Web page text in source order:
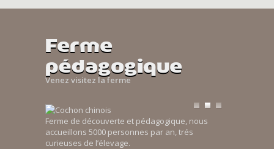
Ferme
pédagogique
Venez visitez la ferme
Ferme de découverte et pédagogique, nous
accueillons 5000 personnes par an, trés
curieuses de l’élevage.